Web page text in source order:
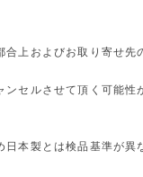
合上およびお取り寄せ
ンセルさせて頂く可能性
日本製とは検品基準が異